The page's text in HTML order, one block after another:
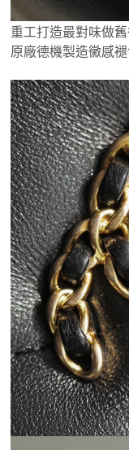
重工打造最對味做
原廠德機製造黴感褪